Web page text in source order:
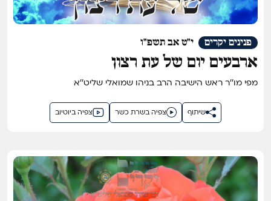
י"ט אב תשפ"ו פנינים יקרים
ארבעים יום של עת רצון
מפי מו''ר ראש הישיבה הרב בניהו שמואלי שליט''א
צפיה ביוטיוב צפיה בשרת כשר שיתוף